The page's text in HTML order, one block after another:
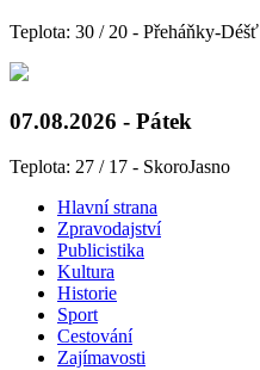
Teplota: 30 / 20 - Přeháňky-Déšť
07.08.2026 - Pátek
Teplota: 27 / 17 - SkoroJasno
Hlavní strana
Zpravodajství
Publicistika
Kultura
Historie
Sport
Cestování
Zajímavosti